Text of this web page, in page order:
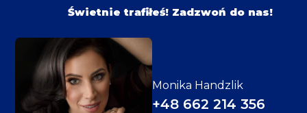
Świetnie trafiłeś! Zadzwoń do nas!
Monika Handzlik
+48 662 214 356